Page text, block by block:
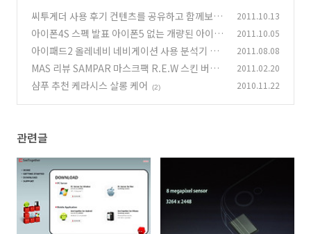
씨투게더 사용 후기 컨텐츠를 공유하고 함께보자
(11)
2011.10.13
아이폰4S 스펙 발표 아이폰5 없는 개량된 아이폰
4S
(12)
2011.10.05
아이패드2 올레네비 네비게이션 사용 분석기 장
점 단점 (11)
2011.08.08
MAS 리뷰 SAMPAR 마스크팩 R.E.W 스킨 버츠
비 마몽드 레드킷
(24)
2011.02.20
샴푸 추천 케라시스 살롱 케어 (2) 2010.11.22
관련글